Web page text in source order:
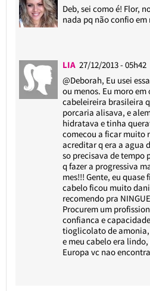
Deb, sei como é! Flor,
nada pq não confio em
LIA27/12/2013 - 05h42
@Deborah, Eu usei
ou menos. Eu moro
cabeleireira brasileira
porcaria alisava, e
hidratava e tinha
comecou a ficar muito
acreditar q era a agua
so precisava de tempo
q fazer a progressiva
mes!!! Gente, eu quase
cabelo ficou muito
recomendo pra
Procurem um
confianca e
tioglicolato de amonia,
e meu cabelo era
Europa vc nao